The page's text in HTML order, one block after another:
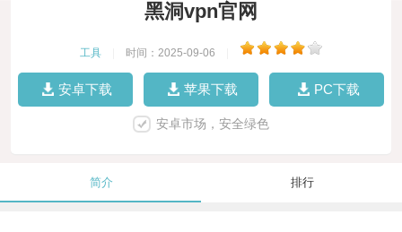
黑洞vpn官网
工具 时间：2025-09-06
安卓下载 苹果下载 PC下载
安卓市场，安全绿色
简介 排行